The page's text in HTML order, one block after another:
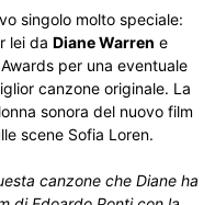
singolo molto speciale:
lei da Diane Warren e
per una eventuale
canzone originale. La
sonora del nuovo film
scene Sofia Loren.
canzone che Diane ha